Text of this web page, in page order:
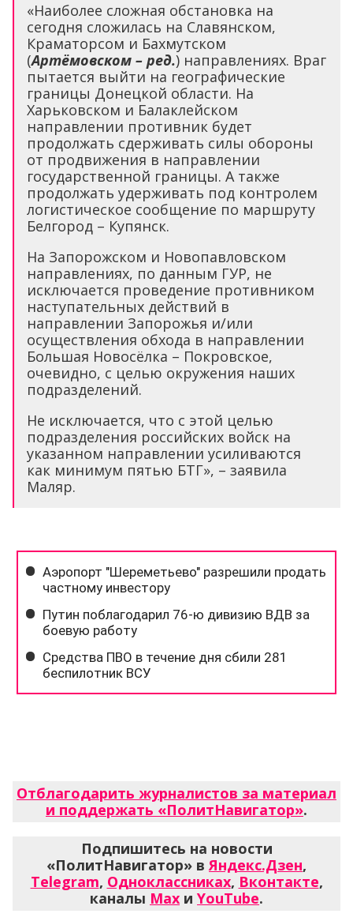
«Наиболее сложная обстановка на
сегодня сложилась на Славянском,
Краматорсом и Бахмутском
(Артёмовском – ред.) направлениях. Враг
пытается выйти на географические
границы Донецкой области. На
Харьковском и Балаклейском
направлении противник будет
продолжать сдерживать силы обороны
от продвижения в направлении
государственной границы. А также
продолжать удерживать под контролем
логистическое сообщение по маршруту
Белгород – Купянск.
На Запорожском и Новопавловском
направлениях, по данным ГУР, не
исключается проведение противником
наступательных действий в
направлении Запорожья и/или
осуществления обхода в направлении
Большая Новосёлка – Покровское,
очевидно, с целью окружения наших
подразделений.
Не исключается, что с этой целью
подразделения российских войск на
указанном направлении усиливаются
как минимум пятью БТГ», – заявила
Маляр.
Отблагодарить журналистов за материал
и поддержать «ПолитНавигатор».
Подпишитесь на новости
«ПолитНавигатор» вЯндекс.Дзен,
Telegram, Одноклассниках, Вконтакте,
каналы Max и YouTube.